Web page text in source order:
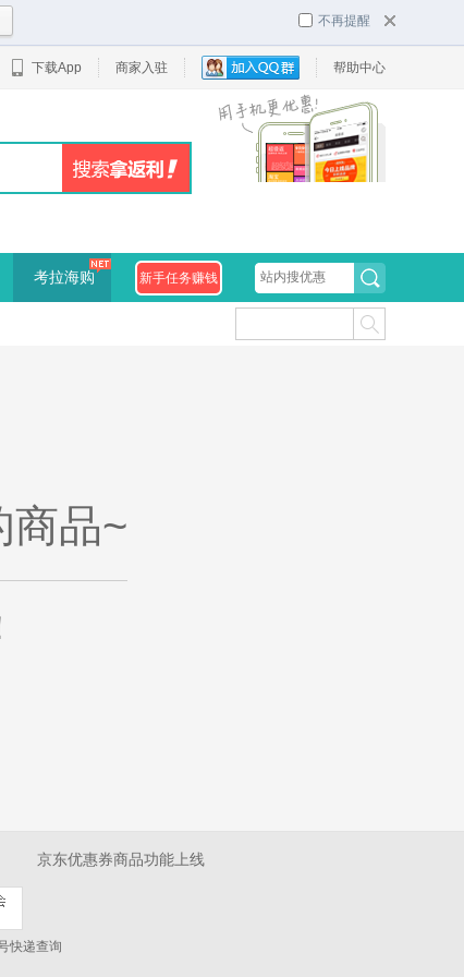
不再提醒
下载App 商家入驻 帮助中心
考拉海购 新手任务赚钱
商品~
京东优惠券商品功能上线
快递查询